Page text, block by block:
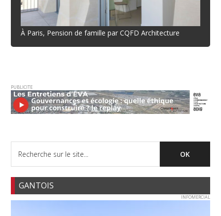
À Paris, Pension de famille par CQFD Architecture
PUBLICITE
GANTOIS
INFOMERCIAL